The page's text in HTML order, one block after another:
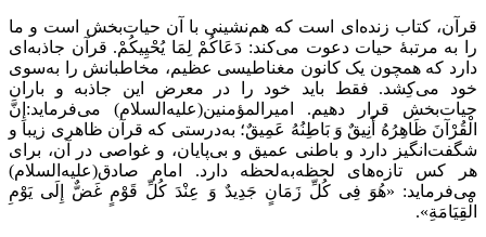
قرآن، کتاب زنده‌ای است که هم‌نشینی با آن حیات‌بخش است و ما
را به مرتبۀ حیات دعوت می‌کند: دَعَاکُمْ لِمَا یُحْیِیکُمْ. قرآن جاذبه‌ای
دارد که همچون یک کانون مغناطیسی عظیم، مخاطبانش را به‌سوی
خود می‌کِشد. فقط باید خود را در معرض این جاذبه و باران
حیات‌بخش قرار دهیم. امیرالمؤمنین(علیه‌السلام) می‌فرماید:إِنَّ
الْقُرْآنَ ظَاهِرُهُ أَنِیقٌ وَ بَاطِنُهُ عَمِیقٌ؛ به‌درستی که قرآن ظاهری زیبا و
شگفت‌انگیز دارد و باطنی عمیق و بی‌پایان، و غواصی در آن، برای
هر کس تازه‌های لحظه‌به‌لحظه دارد. امام صادق(علیه‌السلام)
می‌فرماید: «هُوَ فِی کُلِّ زَمَانٍ جَدِیدٌ وَ عِنْدَ کُلِّ قَوْمٍ غَضٌّ إِلَی یَوْمِ
الْقِیَامَةِ».